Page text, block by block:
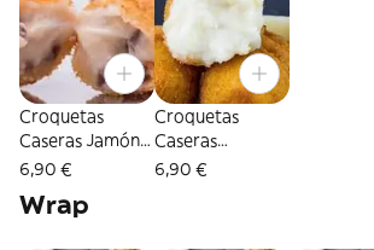
Croquetas
Caseras Jamón
Ibérico 10
6,90 €
Croquetas
Caseras
Idiazabal 10
6,90 €
Wrap